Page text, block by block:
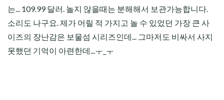
는... 109.99 달러. 놀지 않을때는 분해해서 보관가능합니다.
소리도 나구요. 제가 어릴 적 가지고 놀 수 있었던 가장 큰 사
이즈의 장난감은 보물섬 시리즈인데... 그마저도 비싸서 사지
못했던 기억이 아련한데...ㅜ_ㅜ